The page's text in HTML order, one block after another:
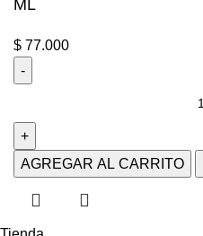
ML
$ 77.000
AGREGAR AL CARRITO